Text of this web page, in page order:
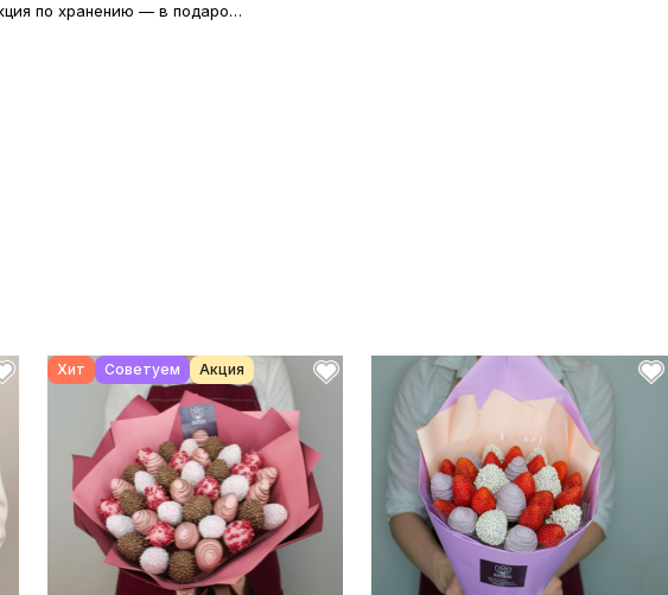
по хранению — в подарок.
и коллеге.
Хит Советуем Акция